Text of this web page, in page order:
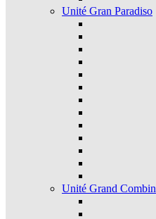
Unité Gran Paradiso
Unité Grand Combin